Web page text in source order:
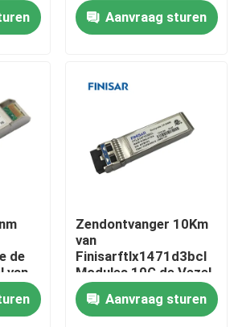
Aanvraag sturen
de
van
Zendontvanger 10Km
van
Finisarftlx1471d3bcl
Modules 10G de Vezel
van 1310nm SFP
Aanvraag sturen